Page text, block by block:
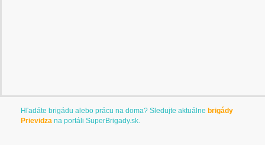
Hľadáte brigádu alebo prácu na doma? Sledujte aktuálne brigády
Prievidza na portáli SuperBrigady.sk.